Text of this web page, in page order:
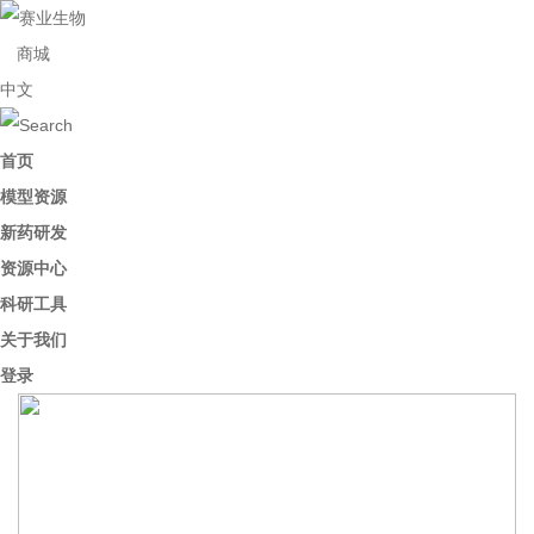
商城
中文
首页
模型资源
新药研发
资源中心
科研工具
关于我们
登录